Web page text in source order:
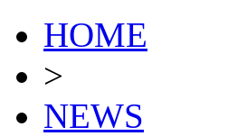
HOME
>
NEWS